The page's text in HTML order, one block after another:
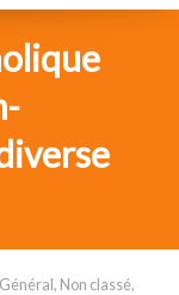
Général , Non classé,